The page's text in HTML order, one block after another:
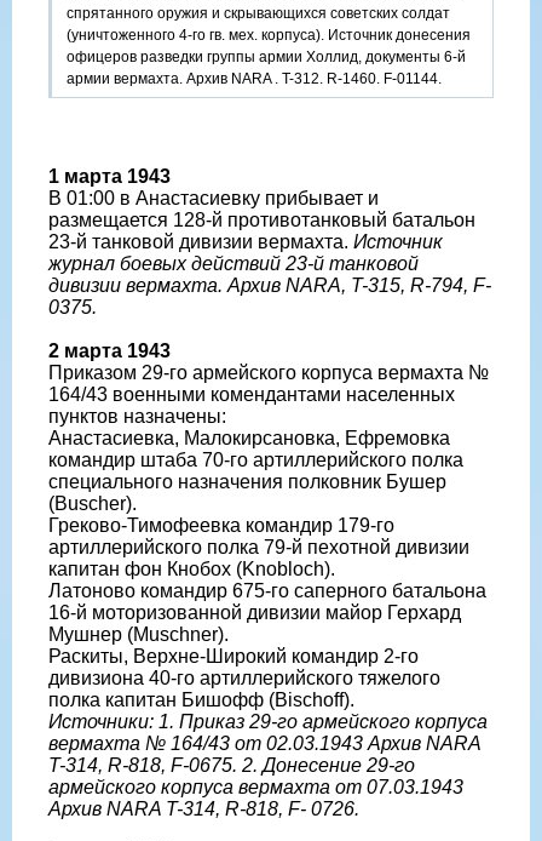
спрятанного оружия и скрывающихся советских солдат
(уничтоженного 4-го гв. мех. корпуса). Источник донесения
офицеров разведки группы армии Холлид, документы 6-й
армии вермахта. Архив NARA . T-312. R-1460. F-01144.
1 марта 1943
В 01:00 в Анастасиевку прибывает и
размещается 128-й противотанковый батальон
23-й танковой дивизии вермахта. Источник
журнал боевых действий 23-й танковой
дивизии вермахта. Архив NARA, T-315, R-794, F-
0375.
2 марта 1943
Приказом 29-го армейского корпуса вермахта №
164/43 военными комендантами населенных
пунктов назначены:
Анастасиевка, Малокирсановка, Ефремовка
командир штаба 70-го артиллерийского полка
специального назначения полковник Бушер
(Buscher).
Греково-Тимофеевка командир 179-го
артиллерийского полка 79-й пехотной дивизии
капитан фон Кнобох (Knobloch).
Латоново командир 675-го саперного батальона
16-й моторизованной дивизии майор Герхард
Мушнер (Muschner).
Раскиты, Верхне-Широкий командир 2-го
дивизиона 40-го артиллерийского тяжелого
полка капитан Бишофф (Bischoff).
Источники: 1. Приказ 29-го армейского корпуса
вермахта № 164/43 от 02.03.1943 Архив NARA
T-314, R-818, F-0675. 2. Донесение 29-го
армейского корпуса вермахта от 07.03.1943
Архив NARA T-314, R-818, F- 0726.